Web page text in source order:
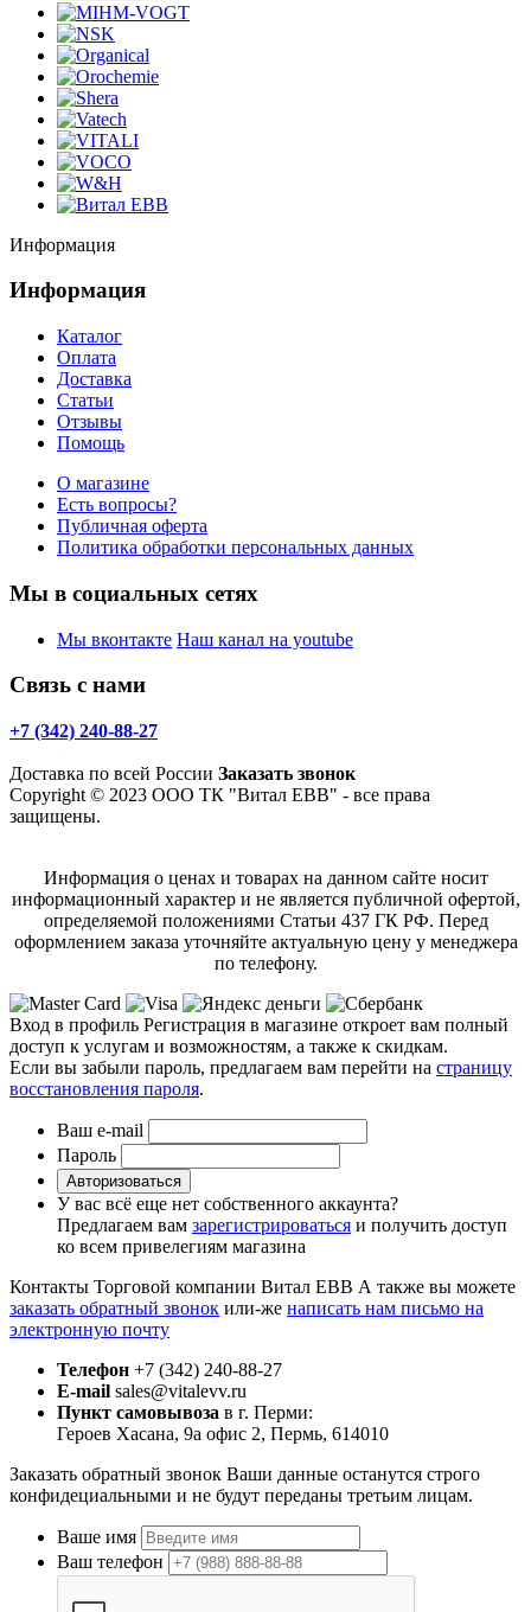
Информация
Информация
Каталог
Оплата
Доставка
Статьи
Отзывы
Помощь
О магазине
Есть вопросы?
Публичная оферта
Политика обработки персональных данных
Мы в социальных сетях
Мы вконтакте Наш канал на youtube
Связь с нами
+7 (342) 240-88-27
Доставка по всей России Заказать звонок
Copyright © 2023 ООО ТК "Витал ЕВВ" - все права
защищены.
Информация о ценах и товарах на данном сайте носит
информационный характер и не является публичной офертой,
определяемой положениями Статьи 437 ГК РФ. Перед
оформлением заказа уточняйте актуальную цену у менеджера
по телефону.
Вход в профиль Регистрация в магазине откроет вам полный
доступ к услугам и возможностям, а также к скидкам.
Если вы забыли пароль, предлагаем вам перейти на страницу
восстановления пароля.
Ваш e-mail
Пароль
Авторизоваться
У вас всё еще нет собственного аккаунта?
Предлагаем вам зарегистрироваться и получить доступ
ко всем привелегиям магазина
Контакты Торговой компании Витал ЕВВ А также вы можете
заказать обратный звонок или-же написать нам письмо на
электронную почту
Телефон +7 (342) 240-88-27
E-mail sales@vitalevv.ru
Пункт самовывоза в г. Перми:
Героев Хасана, 9а офис 2, Пермь, 614010
Заказать обратный звонок Ваши данные останутся строго
конфидециальными и не будут переданы третьим лицам.
Ваше имя
Ваш телефон